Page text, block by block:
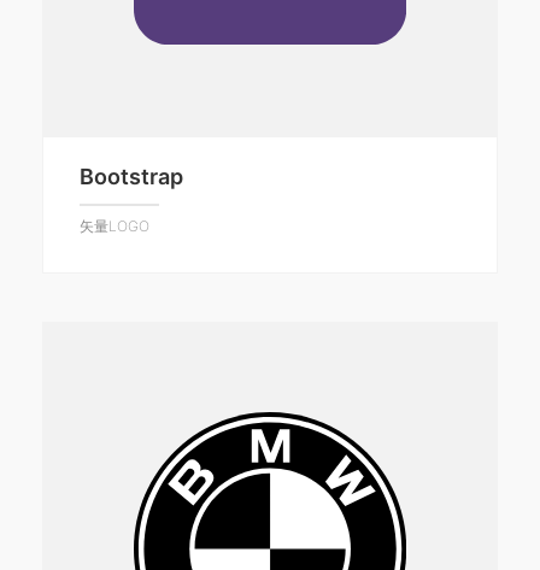
Bootstrap
矢量LOGO